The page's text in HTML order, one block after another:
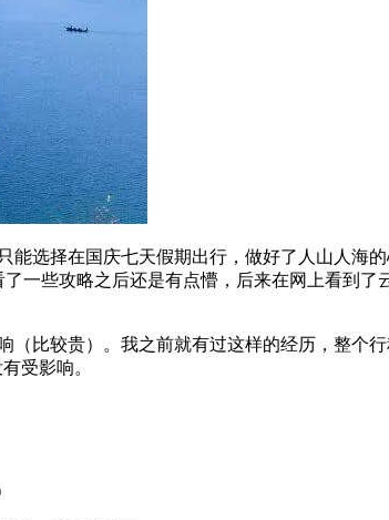
选择在国庆七天假期出行，做好了人山人海
一些攻略之后还是有点懵，后来在网上看到
比较贵）。我之前就有过这样的经历，整个
受影响。